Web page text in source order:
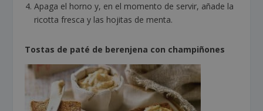
Apaga el horno y, en el momento de servir, añade la
ricotta fresca y las hojitas de menta.
Tostas de paté de berenjena con champiñones